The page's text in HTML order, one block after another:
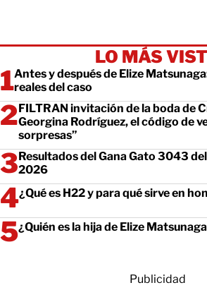
LO MÁS
Antes y después de Elize
reales del caso
FILTRAN invitación de la boda de
Georgina Rodríguez, el código de
sorpresas”
Resultados del Gana Gato 3043
2026
¿Qué es H22 y para qué sirve en
¿Quién es la hija de Elize
Publicidad